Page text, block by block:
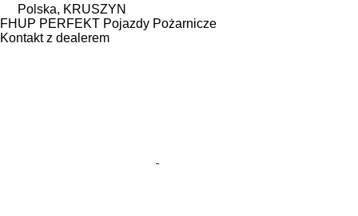
Polska, KRUSZYN
FHUP PERFEKT Pojazdy Pożarnicze
Kontakt z dealerem